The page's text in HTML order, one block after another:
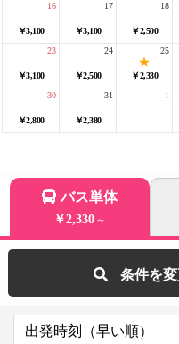
￥3,100
16
￥3,100
17
￥2,500
18
￥3,100
23
￥2,500
24
￥2,330
25
￥2,800
30
￥2,380
31 1
バス単体
￥2,330 ～
条件を